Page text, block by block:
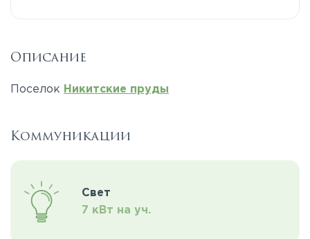
Описание
Поселок Никитские пруды
Коммуникации
Свет
7 кВт на уч.